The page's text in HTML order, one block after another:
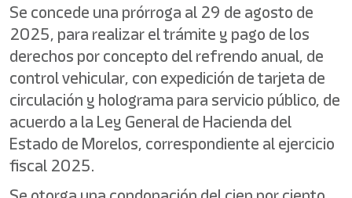
Se concede una prórroga al 29 de agosto de
2025, para realizar el trámite y pago de los
derechos por concepto del refrendo anual, de
control vehicular, con expedición de tarjeta de
circulación y holograma para servicio público, de
acuerdo a la Ley General de Hacienda del
Estado de Morelos, correspondiente al ejercicio
fiscal 2025.